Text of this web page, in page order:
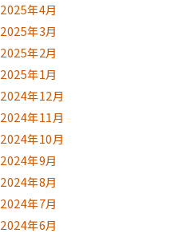
2025年4月
2025年3月
2025年2月
2025年1月
2024年12月
2024年11月
2024年10月
2024年9月
2024年8月
2024年7月
2024年6月